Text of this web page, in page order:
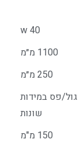
40 w
1100 מ״מ
250 מ״מ
פס במידות
שונות
150 מ"מ